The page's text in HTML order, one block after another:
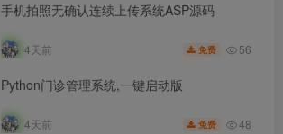
手机拍照无确认连续上传系统ASP源码
4天前 免费 56
Python门诊管理系统,一键启动版
4天前 免费 48